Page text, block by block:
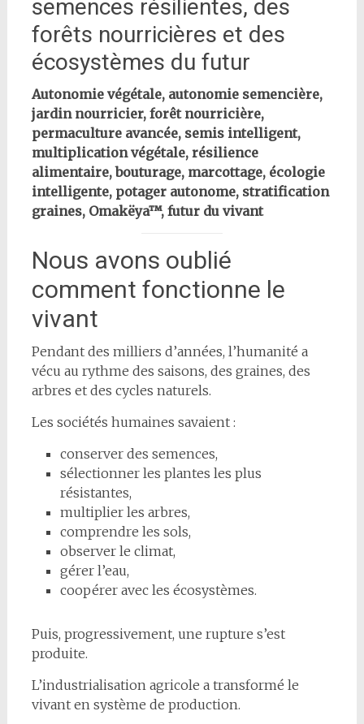
semences résilientes, des
forêts nourricières et des
écosystèmes du futur
Autonomie végétale, autonomie semencière,
jardin nourricier, forêt nourricière,
permaculture avancée, semis intelligent,
multiplication végétale, résilience
alimentaire, bouturage, marcottage, écologie
intelligente, potager autonome, stratification
graines, Omakëya™, futur du vivant
Nous avons oublié
comment fonctionne le
vivant
Pendant des milliers d’années, l’humanité a
vécu au rythme des saisons, des graines, des
arbres et des cycles naturels.
Les sociétés humaines savaient :
conserver des semences,
sélectionner les plantes les plus
résistantes,
multiplier les arbres,
comprendre les sols,
observer le climat,
gérer l’eau,
coopérer avec les écosystèmes.
Puis, progressivement, une rupture s’est
produite.
L’industrialisation agricole a transformé le
vivant en système de production.